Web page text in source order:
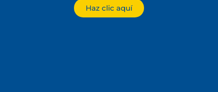
Haz clic aquí